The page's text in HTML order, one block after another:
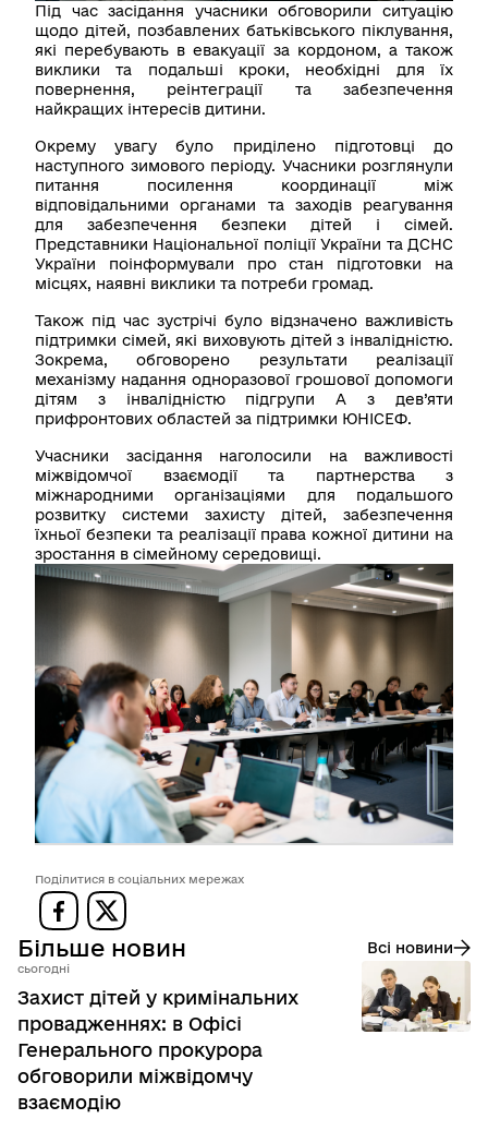
Під час засідання учасники обговорили ситуацію
щодо дітей, позбавлених батьківського піклування,
які перебувають в евакуації за кордоном, а також
виклики та подальші кроки, необхідні для їх
повернення, реінтеграції та забезпечення
найкращих інтересів дитини.
Окрему увагу було приділено підготовці до
наступного зимового періоду. Учасники розглянули
питання посилення координації між
відповідальними органами та заходів реагування
для забезпечення безпеки дітей і сімей.
Представники Національної поліції України та ДСНС
України поінформували про стан підготовки на
місцях, наявні виклики та потреби громад.
Також під час зустрічі було відзначено важливість
підтримки сімей, які виховують дітей з інвалідністю.
Зокрема, обговорено результати реалізації
механізму надання одноразової грошової допомоги
дітям з інвалідністю підгрупи А з дев’яти
прифронтових областей за підтримки ЮНІСЕФ.
Учасники засідання наголосили на важливості
міжвідомчої взаємодії та партнерства з
міжнародними організаціями для подальшого
розвитку системи захисту дітей, забезпечення
їхньої безпеки та реалізації права кожної дитини на
зростання в сімейному середовищі.
Поділитися в соціальних мережах
Більше новин Всі новини
сьогодні
Захист дітей у кримінальних
провадженнях: в Офісі
Генерального прокурора
обговорили міжвідомчу
взаємодію